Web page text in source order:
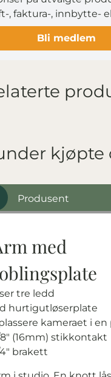
, faktura-, innbytte-
Bli medlem
kjøpte
Produsent
med
tre ledd
hurtigutløserplate
kameraet i en
(16mm) stikkontakt
brakett